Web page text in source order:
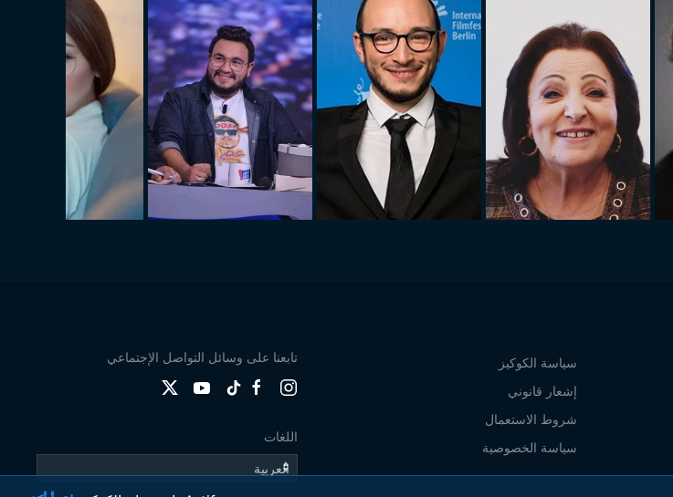
سياسة الكوكيز
إشعار قانوني
شروط الاستعمال
سياسة الخصوصية
تابعنا على وسائل التواصل الإجتماعي
اللغات